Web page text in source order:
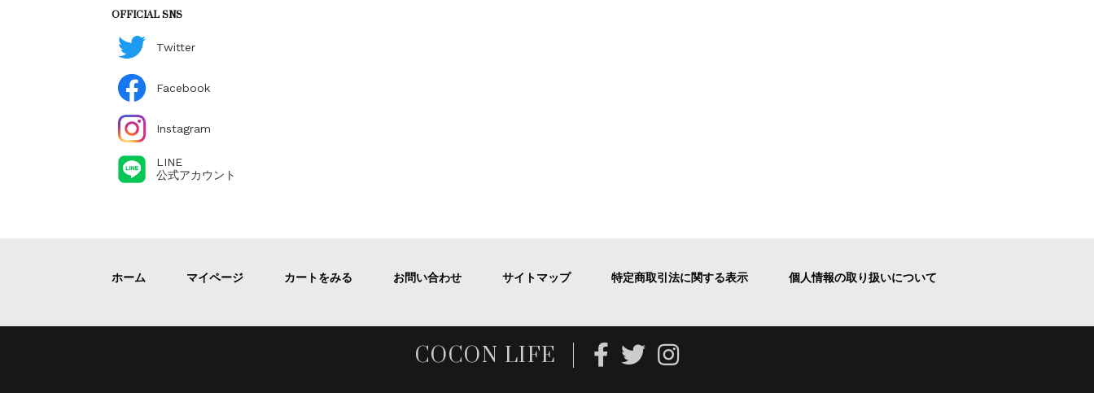
OFFICIAL SNS
Twitter
Facebook
Instagram
LINE
公式アカウント
ホーム マイページ カートをみる お問い合わせ サイトマップ 特定商取引法に関する表示 個人情報の取り扱いについて
COCON LIFE